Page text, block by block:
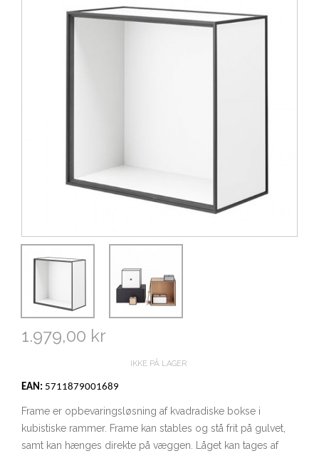
1.979,00 kr
IKKE PÅ LAGER
EAN: 5711879001689
Frame er opbevaringsløsning af kvadradiske bokse i
kubistiske rammer. Frame kan stables og stå frit på gulvet,
samt kan hænges direkte på væggen. Låget kan tages af